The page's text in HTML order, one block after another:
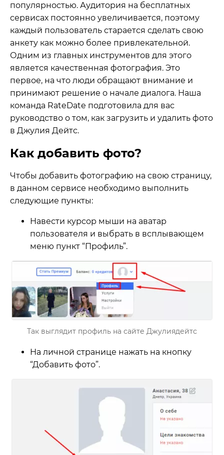
популярностью. Аудитория на бесплатных
сервисах постоянно увеличивается, поэтому
каждый пользователь старается сделать свою
анкету как можно более привлекательной.
Одним из главных инструментов для этого
является качественная фотография. Это
первое, на что люди обращают внимание и
принимают решение о начале диалога. Наша
команда RateDate подготовила для вас
руководство о том, как загрузить и удалить фото
в Джулия Дейтс.
Как добавить фото?
Чтобы добавить фотографию на свою страницу,
в данном сервисе необходимо выполнить
следующие пункты:
Навести курсор мыши на аватар
пользователя и выбрать в всплывающем
меню пункт “Профиль”.
Так выглядит профиль на сайте Джулиядейтс
На личной странице нажать на кнопку
“Добавить фото”.